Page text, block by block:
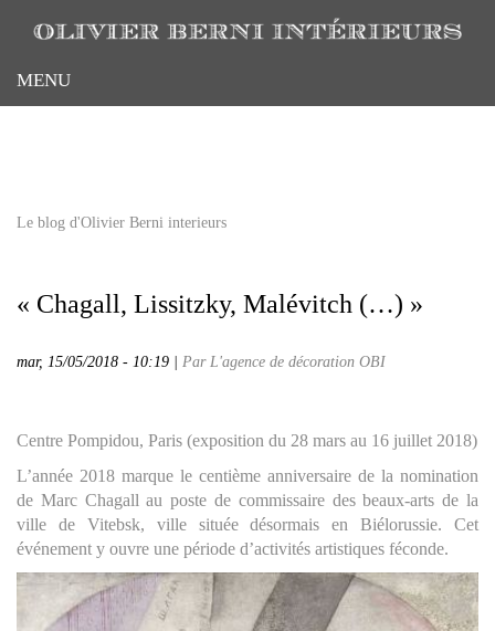
principal
MENU
Le blog d'Olivier Berni interieurs
« Chagall, Lissitzky, Malévitch (…) »
mar, 15/05/2018 - 10:19 | Par L'agence de décoration OBI
Centre Pompidou, Paris (exposition du 28 mars au 16 juillet 2018)
L’année 2018 marque le centième anniversaire de la nomination
de Marc Chagall au poste de commissaire des beaux-arts de la
ville de Vitebsk, ville située désormais en Biélorussie. Cet
événement y ouvre une période d’activités artistiques féconde.